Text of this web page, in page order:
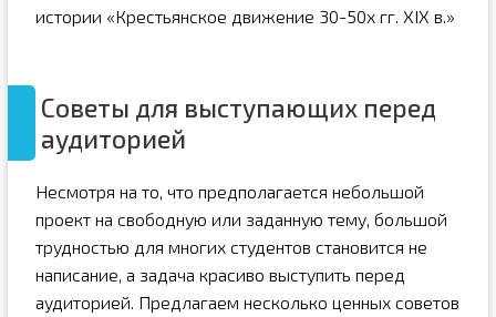
истории «Крестьянское движение 30-50х гг. XIX в.»
Советы для выступающих перед
аудиторией
Несмотря на то, что предполагается небольшой
проект на свободную или заданную тему, большой
трудностью для многих студентов становится не
написание, а задача красиво выступить перед
аудиторией. Предлагаем несколько ценных советов